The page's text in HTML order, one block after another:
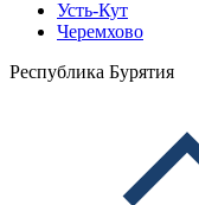
Усть-Кут
Черемхово
Республика Бурятия